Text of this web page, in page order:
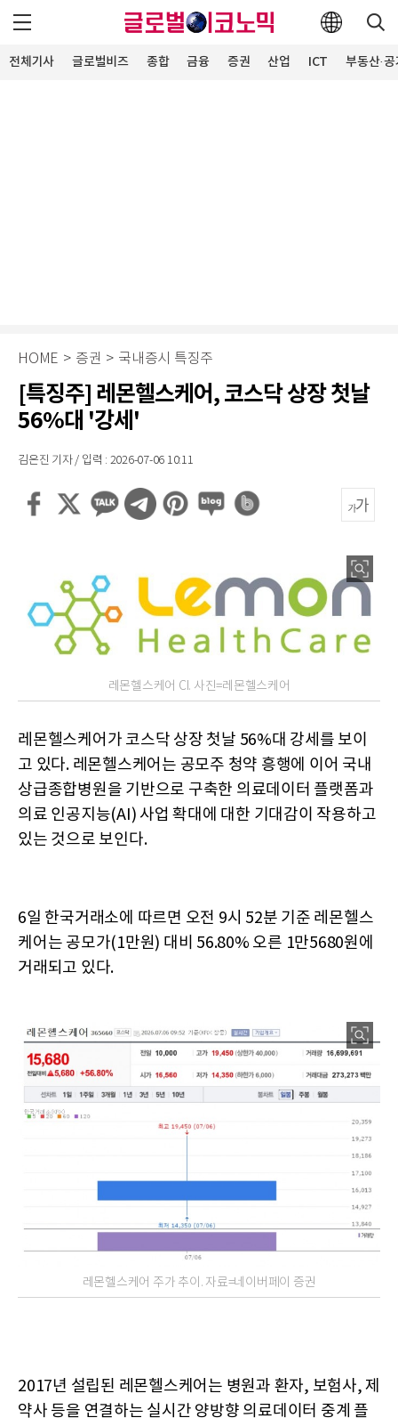
전체기사 글로벌비즈 종합 금융 증권 산업 ICT 부동산·
HOME > 증권 > 국내증시 특징주
[특징주] 레몬헬스케어, 코스닥 상장 첫날
56%대 '강세'
김은진 기자 / 입력 : 2026-07-06 10:11
레몬헬스케어 CI. 사진=레몬헬스케어
레몬헬스케어가 코스닥 상장 첫날 56%대 강세를 보이
고 있다. 레몬헬스케어는 공모주 청약 흥행에 이어 국내
상급종합병원을 기반으로 구축한 의료데이터 플랫폼과
의료 인공지능(AI) 사업 확대에 대한 기대감이 작용하고
있는 것으로 보인다.
6일 한국거래소에 따르면 오전 9시 52분 기준 레몬헬스
케어는 공모가(1만원) 대비 56.80% 오른 1만5680원에
거래되고 있다.
레몬헬스케어 주가 추이. 자료=네이버페이 증권
2017년 설립된 레몬헬스케어는 병원과 환자, 보험사, 제
약사 등을 연결하는 실시간 양방향 의료데이터 중계 플